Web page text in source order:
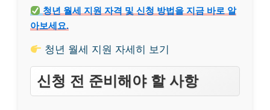
청년 월세 지원 자격 및 신청 방법을 지금 바로 알
아보세요.
청년 월세 지원 자세히 보기
신청 전 준비해야 할 사항